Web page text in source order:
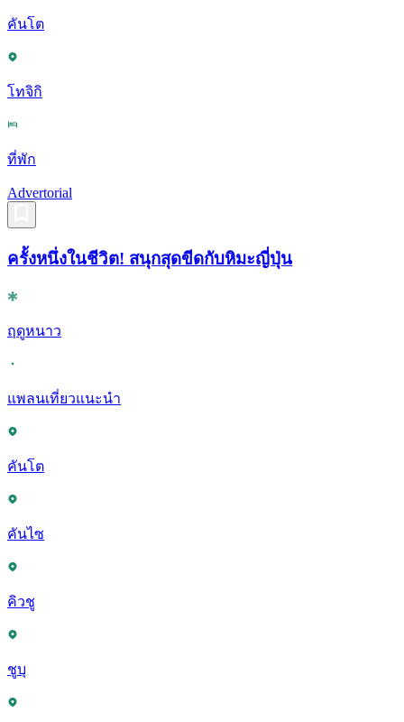
คันโต
โทจิกิ
ที่พัก
Advertorial
ครั้งหนึ่งในชีวิต! สนุกสุดขีดกับหิมะญี่ปุ่น
ฤดูหนาว
แพลนเที่ยวแนะนำ
คันโต
คันไซ
คิวชู
ชูบุ